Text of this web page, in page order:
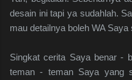
desain ini tapi ya sudahlah.
mau detailnya boleh WA Saya
Singkat cerita Saya benar -
teman - teman Saya yang